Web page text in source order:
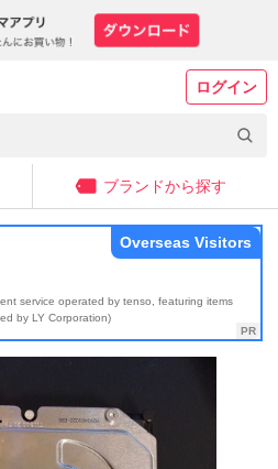
ログイン
ブランドから探す
service operated by tenso, featuring items
by LY Corporation)
Overseas Visitors